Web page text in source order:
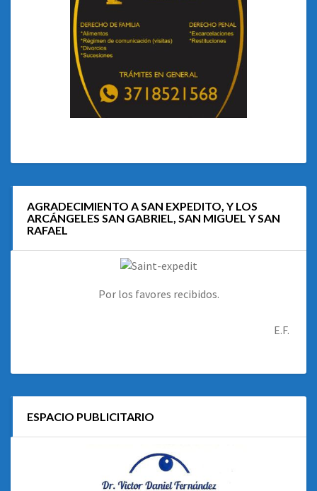
AGRADECIMIENTO A SAN EXPEDITO, Y LOS
ARCÁNGELES SAN GABRIEL, SAN MIGUEL Y SAN
RAFAEL
Por los favores recibidos.
E.F.
ESPACIO PUBLICITARIO